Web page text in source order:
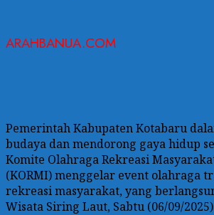
ARAHBANUA.COM
Pemerintah Kabupaten Kotabaru
budaya dan mendorong gaya hidup
Komite Olahraga Rekreasi
(KORMI) menggelar event olahraga
rekreasi masyarakat, yang
Wisata Siring Laut, Sabtu (06/09/